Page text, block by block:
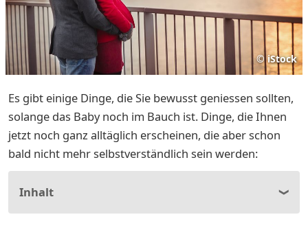
© iStock
Es gibt einige Dinge, die Sie bewusst geniessen sollten,
solange das Baby noch im Bauch ist. Dinge, die Ihnen
jetzt noch ganz alltäglich erscheinen, die aber schon
bald nicht mehr selbstverständlich sein werden:
Inhalt